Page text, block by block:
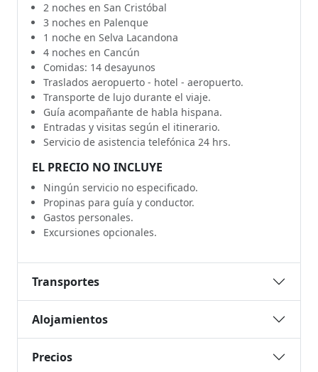
2 noches en San Cristóbal
3 noches en Palenque
1 noche en Selva Lacandona
4 noches en Cancún
Comidas: 14 desayunos
Traslados aeropuerto - hotel - aeropuerto.
Transporte de lujo durante el viaje.
Guía acompañante de habla hispana.
Entradas y visitas según el itinerario.
Servicio de asistencia telefónica 24 hrs.
EL PRECIO NO INCLUYE
Ningún servicio no especificado.
Propinas para guía y conductor.
Gastos personales.
Excursiones opcionales.
Transportes
Alojamientos
Precios